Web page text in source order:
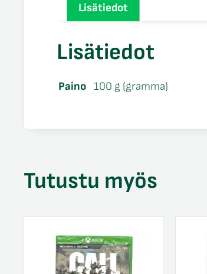
Lisätiedot
Lisätiedot
Paino 100 g (gramma)
Tutustu myös